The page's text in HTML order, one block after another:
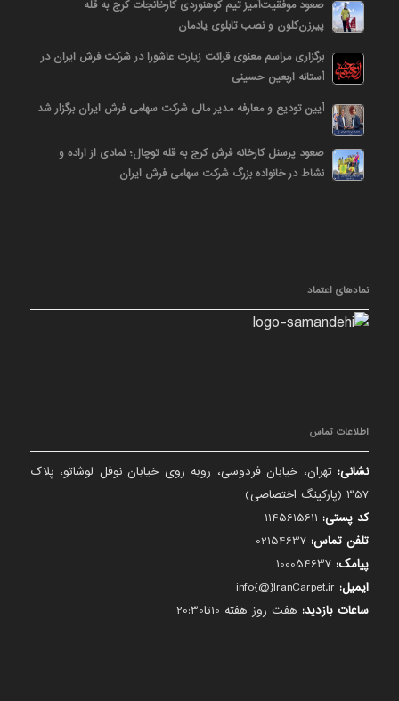
صعود موفقیت‌آمیز تیم کوهنوردی کارخانجات کرج به قله
پیرزن‌کلون و نصب تابلوی یادمان
برگزاری مراسم معنوی قرائت زیارت عاشورا در شرکت فرش ایران در
آستانه اربعین حسینی
آیین تودیع و معارفه مدیر مالی شرکت سهامی فرش ایران برگزار شد
صعود پرسنل کارخانه فرش کرج به قله توچال؛ نمادی از اراده و
نشاط در خانواده بزرگ شرکت سهامی فرش ایران
نمادهای اعتماد
اطلاعات تماس
نشانی: تهران، خیابان فردوسی، روبه روی خیابان نوفل لوشاتو، پلاک
357 (پارکینگ اختصاصی)
کد پستی:
تلفن تماس:
پیامک:
ایمیل:
ساعات بازدید: هفت روز هفته 10تا20:30